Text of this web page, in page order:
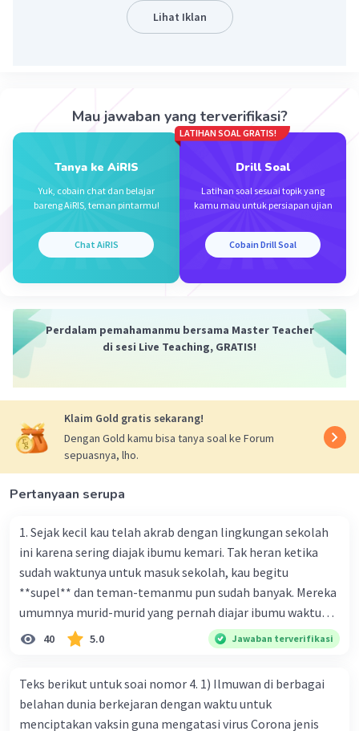
·3.7(3) Balas
Lihat Iklan
Mau jawaban yang terverifikasi?
Tanya ke AiRIS
Yuk, cobain chat dan belajar
bareng AiRIS, teman pintarmu!
Chat AiRIS
LATIHAN SOAL GRATIS!
Drill Soal
Latihan soal sesuai topik yang
kamu mau untuk persiapan ujian
Cobain Drill Soal
Perdalam pemahamanmu bersama Master Teacher
di sesi Live Teaching, GRATIS!
Klaim Gold gratis sekarang!
Dengan Gold kamu bisa tanya soal ke Forum
sepuasnya, lho.
Pertanyaan serupa
1. Sejak kecil kau telah akrab dengan lingkungan sekolah
ini karena sering diajak ibumu kemari. Tak heran ketika
sudah waktunya untuk masuk sekolah, kau begitu
**supel** dan teman-temanmu pun sudah banyak. Mereka
umumnya murid-murid yang pernah diajar ibumu waktu
kelas satu. Sedangkan aku? Aku waktu itu baru saja pindah
ke kota kecil ini. Makna kata bercetak tebal dalam kutipan
baik
40 5.0 Jawaban terverifikasi
Teks berikut untuk soai nomor 4. 1) Ilmuwan di berbagai
belahan dunia berkejaran dengan waktu untuk
menciptakan vaksin guna mengatasi virus Corona jenis